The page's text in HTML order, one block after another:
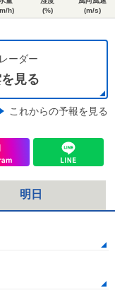
h)
(%)
(m/s)
ーダー
見る
これからの予報を見る
明日